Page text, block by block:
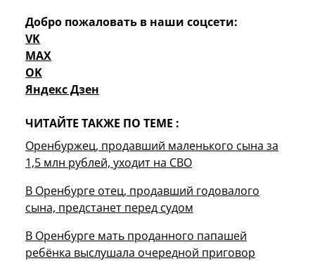
Добро пожаловать в наши соцсети:
VK
MAX
OK
Яндекс Дзен
ЧИТАЙТЕ ТАКЖЕ ПО ТЕМЕ :
Оренбуржец, продавший маленького сына за
1,5 млн рублей, уходит на СВО
В Оренбурге отец, продавший годовалого
сына, предстанет перед судом
В Оренбурге мать проданного папашей
ребёнка выслушала очередной приговор